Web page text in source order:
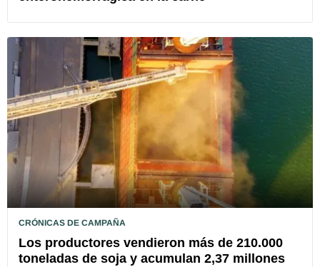
CRÓNICAS DE CAMPAÑA
Los productores vendieron más de 210.000
toneladas de soja y acumulan 2,37 millones